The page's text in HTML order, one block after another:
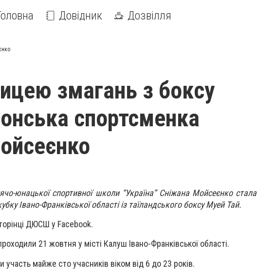
Довідник Дозвілля
змагань з боксу
спортсменка
юнацької спортивної школи “Україна” Сніжана Мойсеєнко стала
Івано-Франківської області із таїландського боксу Муей Тай.
ДЮСШ у Facebook.
21 жовтня у місті Калуш Івано-Франківської області.
майже сто учасників віком від 6 до 23 років.